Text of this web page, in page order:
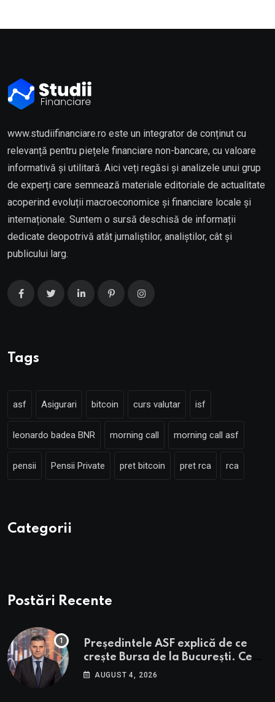
www.studiifinanciare.ro este un integrator de conținut cu
relevanță pentru piețele financiare non-bancare, cu valoare
informativă și utilitară. Aici veți regăsi și analizele unui grup
de experți care semnează materiale editoriale de actualitate
acoperind evoluții macroeconomice și financiare locale și
internaționale. Suntem o sursă deschisă de informații
dedicate deopotrivă atât jurnaliștilor, analiștilor, cât și
publicului larg.
Tags
asf Asigurari bitcoin curs valutar isf
leonardo badea BNR morning call morning call asf
pensii Pensii Private pret bitcoin pret rca rca
Categorii
Postări Recente
Președintele ASF explică de ce
crește Bursa de la București. Ce
urmează pentru BVB potrivit lui
AUGUST 4, 2026